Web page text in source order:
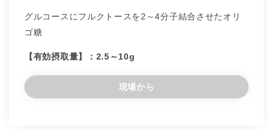
グルコースにフルクトースを2～4分子結合させたオリ
ゴ糖
【有効摂取量】：2.5～10g
現場から